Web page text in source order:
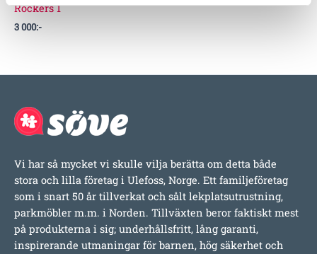
Rockers 1
3 000:-
Vi har så mycket vi skulle vilja berätta om detta både
stora och lilla företag i Ulefoss, Norge. Ett familjeföretag
som i snart 50 år tillverkat och sålt lekplatsutrustning,
parkmöbler m.m. i Norden. Tillväxten beror faktiskt mest
på produkterna i sig; underhållsfritt, lång garanti,
inspirerande utmaningar för barnen, hög säkerhet och